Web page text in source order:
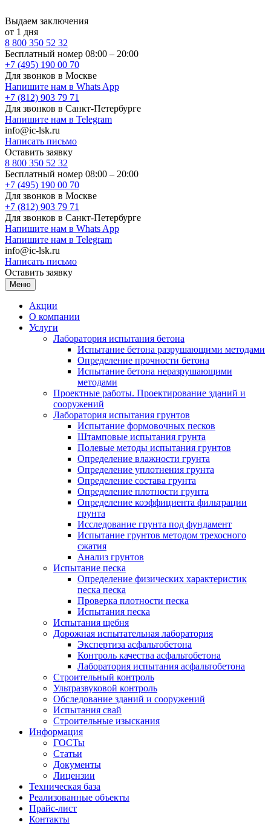
Выдаем заключения
от 1 дня
8 800 350 52 32
Бесплатный номер 08:00 – 20:00
+7 (495) 190 00 70
Для звонков в Москве
Напишите нам в Whats App
+7 (812) 903 79 71
Для звонков в Санкт-Петербурге
Напишите нам в Telegram
info@ic-lsk.ru
Написать письмо
Оставить заявку
8 800 350 52 32
Бесплатный номер 08:00 – 20:00
+7 (495) 190 00 70
Для звонков в Москве
+7 (812) 903 79 71
Для звонков в Санкт-Петербурге
Напишите нам в Whats App
Напишите нам в Telegram
info@ic-lsk.ru
Написать письмо
Оставить заявку
Меню
Акции
О компании
Услуги
Лаборатория испытания бетона
Испытание бетона разрушающими методами
Определение прочности бетона
Испытание бетона неразрушающими
методами
Проектные работы. Проектирование зданий и
сооружений
Лаборатория испытания грунтов
Испытание формовочных песков
Штамповые испытания грунта
Полевые методы испытания грунтов
Определение влажности грунта
Определение уплотнения грунта
Определение состава грунта
Определение плотности грунта
Определение коэффициента фильтрации
грунта
Исследование грунта под фундамент
Испытание грунтов методом трехосного
сжатия
Анализ грунтов
Испытание песка
Определение физических характеристик
песка песка
Проверка плотности песка
Испытания песка
Испытания щебня
Дорожная испытательная лаборатория
Экспертиза асфальтобетона
Контроль качества асфальтобетона
Лаборатория испытания асфальтобетона
Строительный контроль
Ультразвуковой контроль
Обследование зданий и сооружений
Испытания свай
Строительные изыскания
Информация
ГОСТы
Статьи
Документы
Лицензии
Техническая база
Реализованные объекты
Прайс-лист
Контакты